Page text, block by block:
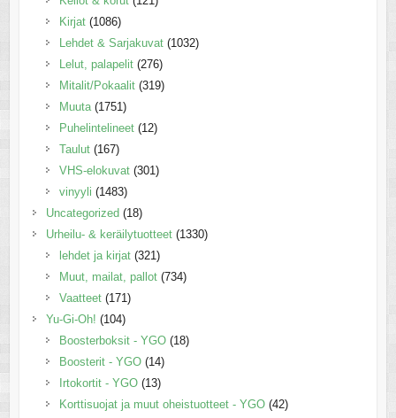
Kirjat (1086)
Lehdet & Sarjakuvat (1032)
Lelut, palapelit (276)
Mitalit/Pokaalit (319)
Muuta (1751)
Puhelintelineet (12)
Taulut (167)
VHS-elokuvat (301)
vinyyli (1483)
Uncategorized (18)
Urheilu- & keräilytuotteet (1330)
lehdet ja kirjat (321)
Muut, mailat, pallot (734)
Vaatteet (171)
Yu-Gi-Oh! (104)
Boosterboksit - YGO (18)
Boosterit - YGO (14)
Irtokortit - YGO (13)
Korttisuojat ja muut oheistuotteet - YGO (42)